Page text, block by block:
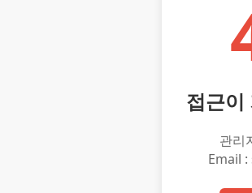
접근이
관리
Email